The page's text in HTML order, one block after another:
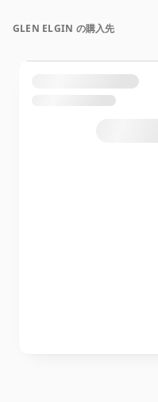
GLEN ELGIN の購入先